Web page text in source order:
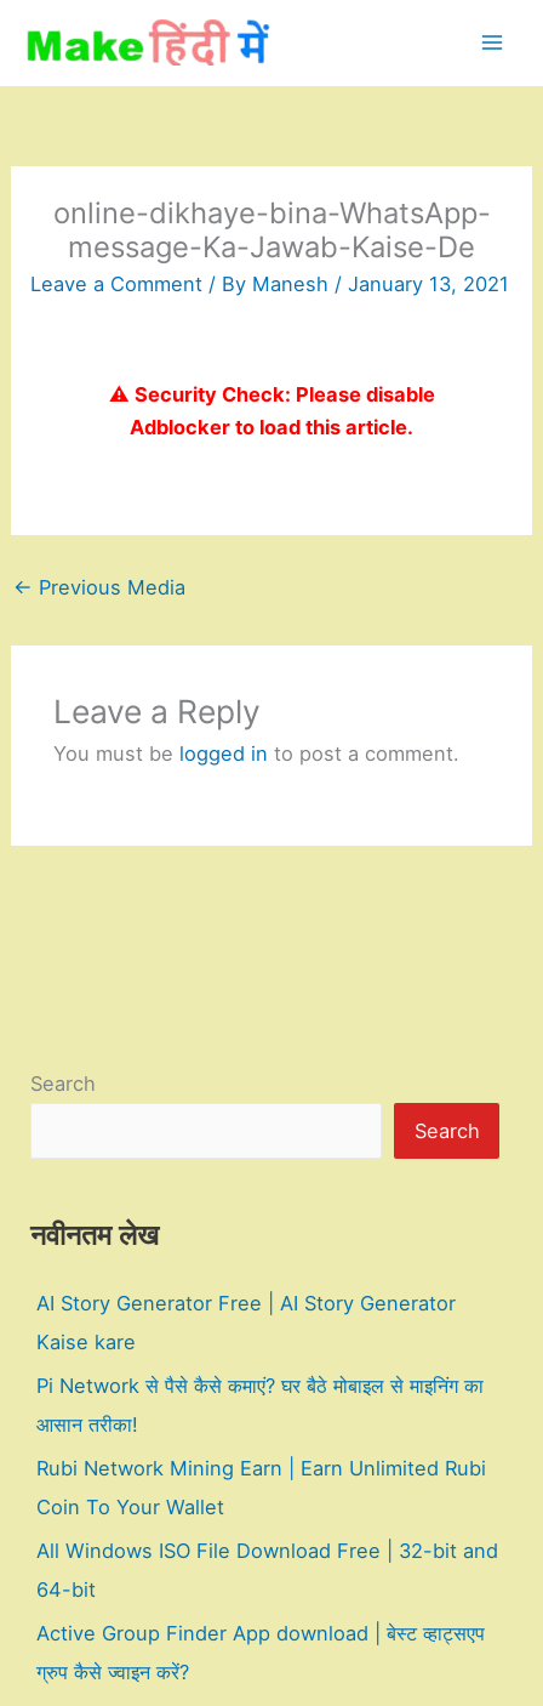
content
online-dikhaye-bina-WhatsApp-
message-Ka-Jawab-Kaise-De
Leave a Comment / By Manesh /January 13, 2021
⚠️ Security Check: Please disable
Adblocker to load this article.
← Previous Media
Leave a Reply
You must be logged in to post a comment.
Search
Search
नवीनतम लेख
AI Story Generator Free | AI Story Generator
Kaise kare
Pi Network से पैसे कैसे कमाएं? घर बैठे मोबाइल से माइनिंग का
आसान तरीका!
Rubi Network Mining Earn | Earn Unlimited Rubi
Coin To Your Wallet
All Windows ISO File Download Free | 32-bit and
64-bit
Active Group Finder App download | बेस्ट व्हाट्सएप
ग्रुप कैसे ज्वाइन करें?